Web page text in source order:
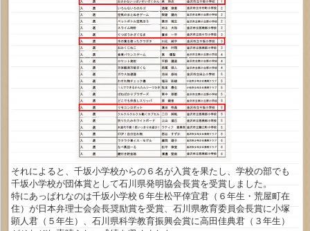
それによると、千坂小学校からの６名が入賞を果たし、学校の部でも
千坂小学校が団体賞として石川県発明協会長賞を受賞しました。
特にあっぱれなのは千坂小学校６年生松平倖宜君（６年生・荒屋町在
住）が日本弁理士会会長奨励賞を受賞、石川県教育委員会長賞に小塚
顕人君（５年生）、石川県科学教育振興会賞に高田佳典君（３年生）